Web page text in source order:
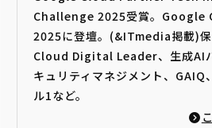
Challenge 2025受賞。
2025に登壇。(&ITmedia掲載)
Cloud Digital Leader、生成AI
キュリティマネジメント、
ル1など。